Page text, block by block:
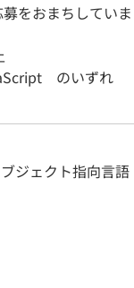
をおまちしていま
のいずれ
ジェクト指向言語